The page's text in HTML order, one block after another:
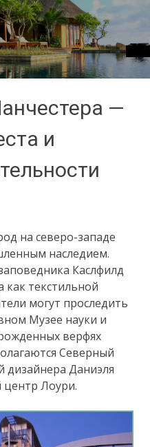
—
и
на северо-западе
наследием.
Каслфилд
как текстильной
могут проследить
Музее науки и
верфях
Северный
дизайнера Даниэля
центр Лоури.